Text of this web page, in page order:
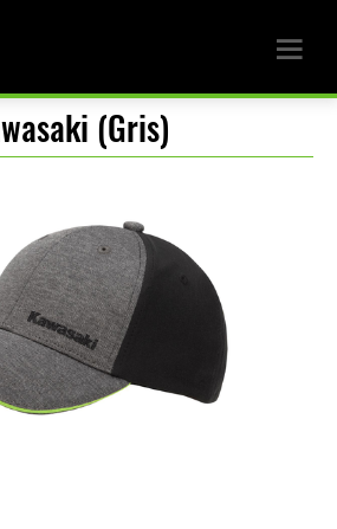
(Gris)